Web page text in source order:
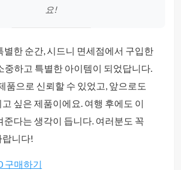
요!
별한 순간, 시드니 면세점에서 구입한
중하고 특별한 아이템이 되었답니다.
품으로 신뢰할 수 있었고, 앞으로도
싶은 제품이에요. 여행 후에도 이
준다는 생각이 듭니다. 여러분도 꼭
랍니다!
구매하기